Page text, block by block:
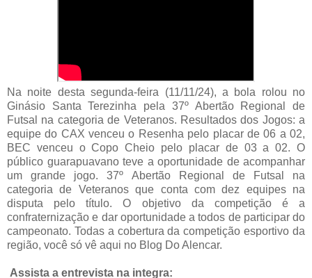
Na noite desta segunda-feira (11/11/24), a bola rolou no
Ginásio Santa Terezinha pela 37º Abertão Regional de
Futsal na categoria de Veteranos. Resultados dos Jogos: a
equipe do CAX venceu o Resenha pelo placar de 06 a 02,
BEC venceu o Copo Cheio pelo placar de 03 a 02. O
público guarapuavano teve a oportunidade de acompanhar
um grande jogo. 37º Abertão Regional de Futsal na
categoria de Veteranos que conta com dez equipes na
disputa pelo título. O objetivo da competição é a
confraternização e dar oportunidade a todos de participar do
campeonato. Todas a cobertura da competição esportivo da
região, você só vê aqui no Blog Do Alencar.
Assista a entrevista na integra: